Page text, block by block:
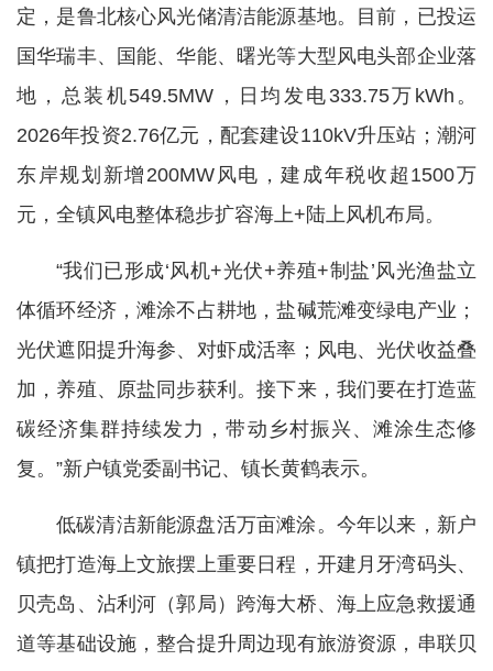
定，是鲁北核心风光储清洁能源基地。目前，已投运
国华瑞丰、国能、华能、曙光等大型风电头部企业落
地，总装机549.5MW，日均发电333.75万kWh。
2026年投资2.76亿元，配套建设110kV升压站；潮河
东岸规划新增200MW风电，建成年税收超1500万
元，全镇风电整体稳步扩容海上+陆上风机布局。
“我们已形成‘风机+光伏+养殖+制盐’风光渔盐立
体循环经济，滩涂不占耕地，盐碱荒滩变绿电产业；
光伏遮阳提升海参、对虾成活率；风电、光伏收益叠
加，养殖、原盐同步获利。接下来，我们要在打造蓝
碳经济集群持续发力，带动乡村振兴、滩涂生态修
复。”新户镇党委副书记、镇长黄鹤表示。
低碳清洁新能源盘活万亩滩涂。今年以来，新户
镇把打造海上文旅摆上重要日程，开建月牙湾码头、
贝壳岛、沾利河（郭局）跨海大桥、海上应急救援通
道等基础设施，整合提升周边现有旅游资源，串联贝